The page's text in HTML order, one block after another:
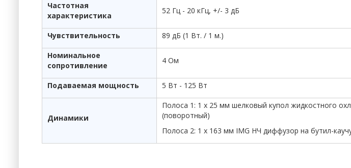
Частотная
характеристика
52 Гц - 20 кГц, +/- 3 дБ
Чувствительность 89 дБ (1 Вт. / 1 м.)
Номинальное
сопротивление
4 Ом
Подаваемая мощность 5 Вт - 125 Вт
Динамики
Полоса 1: 1 x 25 мм шелковый купол жидкостного
(поворотный)
Полоса 2: 1 х 163 мм IMG НЧ диффузор на бутил-